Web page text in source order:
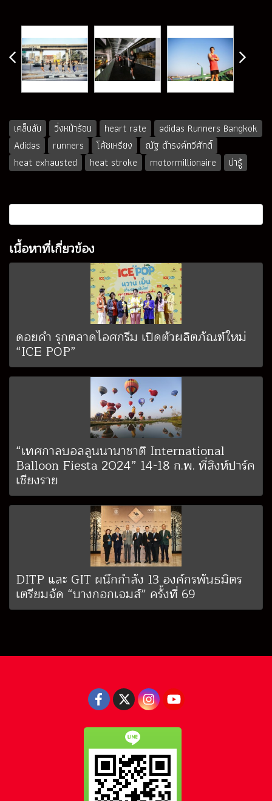
เคล็บลับ วิ่งหน้าร้อน heart rate
adidas Runners Bangkok
Adidas
runners โค้ชเหรียง
ณัฐ ดำรงค์ทวีศักดิ์
heat exhausted
heat stroke motormillionaire น่ารู้
เนื้อหาที่เกี่ยวข้อง
ดอยคำ รุกตลาดไอศกรีม เปิดตัวผลิตภัณฑ์ใหม่
“ICE POP”
“เทศกาลบอลลูนนานาชาติ International
Balloon Fiesta 2024” 14-18 ก.พ. ที่สิงห์ปาร์ค
เชียงราย
DITP และ GIT ผนึกกำลัง 13 องค์กรพันธมิตร
เตรียมจัด “บางกอกเจมส์” ครั้งที่ 69